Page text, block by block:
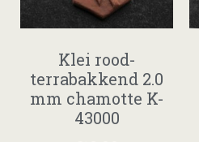
Klei rood-
terrabakkend 2.0
mm chamotte K-
43000